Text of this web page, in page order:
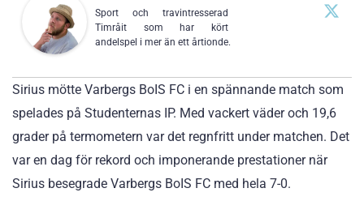
Sport och travintresserad
Timråit som har kört
andelspel i mer än ett årtionde.
Sirius mötte Varbergs BoIS FC i en spännande match som
spelades på Studenternas IP. Med vackert väder och 19,6
grader på termometern var det regnfritt under matchen. Det
var en dag för rekord och imponerande prestationer när
Sirius besegrade Varbergs BoIS FC med hela 7-0.